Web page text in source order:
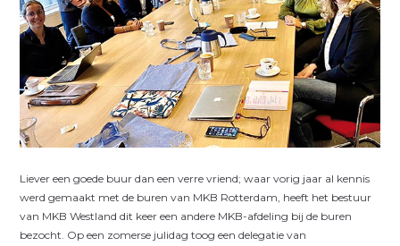
Liever een goede buur dan een verre vriend; waar vorig jaar al kennis
werd gemaakt met de buren van MKB Rotterdam, heeft het bestuur
van MKB Westland dit keer een andere MKB-afdeling bij de buren
bezocht. Op een zomerse julidag toog een delegatie van